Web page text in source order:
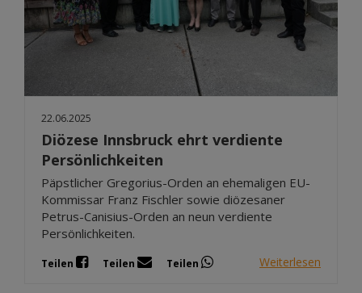
22.06.2025
Diözese Innsbruck ehrt verdiente
Persönlichkeiten
Päpstlicher Gregorius-Orden an ehemaligen EU-
Kommissar Franz Fischler sowie diözesaner
Petrus-Canisius-Orden an neun verdiente
Persönlichkeiten.
Teilen Teilen Teilen Weiterlesen